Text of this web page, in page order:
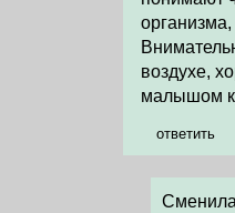
воздухе,
малышом
ответить